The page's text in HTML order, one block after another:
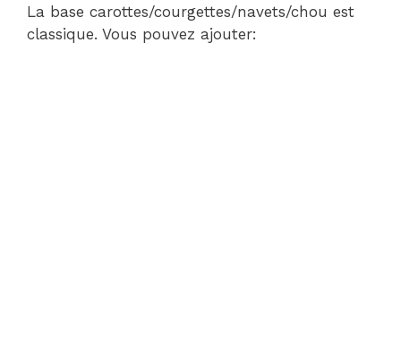
La base carottes/courgettes/navets/chou est
classique. Vous pouvez ajouter: